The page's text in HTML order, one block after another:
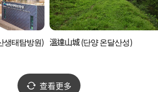
생태탐방원) 溫達山城 (단양 온달산성)
查看更多